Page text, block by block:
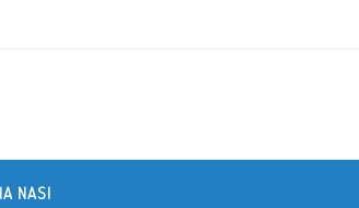
NASI